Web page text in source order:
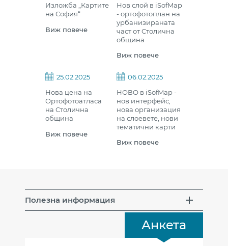
Изложба „Картите
на София“
Виж повече
Нов слой в iSofMap
- ортофотоплан на
урбанизираната
част от Столична
община
Виж повече
25.02.2025
Нова цена на
Ортофотоатласа
на Столична
община
Виж повече
06.02.2025
НОВО в iSofMap -
нов интерфейс,
нова организация
на слоевете, нови
тематични карти
Виж повече
Полезна информация
Анкета